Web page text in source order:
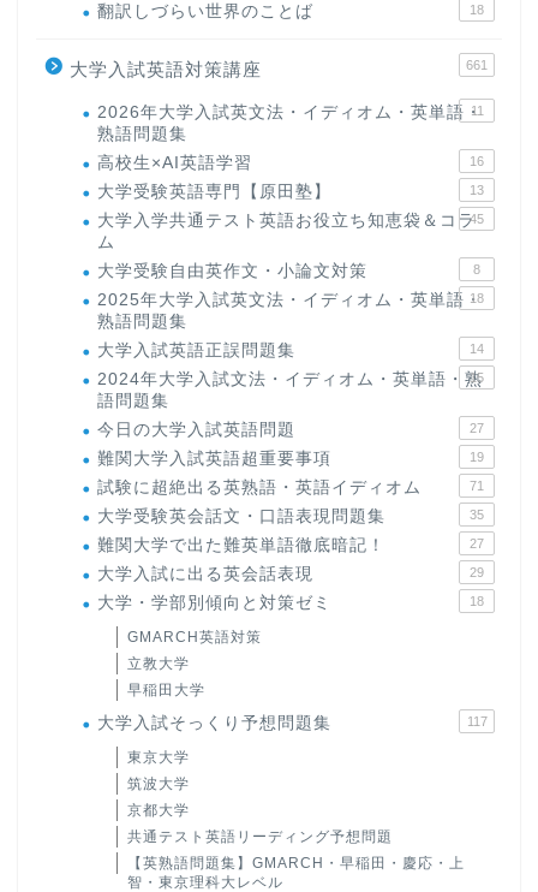
翻訳しづらい世界のことば 18
大学入試英語対策講座 661
2026年大学入試英文法・イディオム・英単語・
熟語問題集
11
高校生×AI英語学習 16
大学受験英語専門【原田塾】 13
大学入学共通テスト英語お役立ち知恵袋＆コラ
ム
45
大学受験自由英作文・小論文対策 8
2025年大学入試英文法・イディオム・英単語・
熟語問題集
18
大学入試英語正誤問題集 14
2024年大学入試文法・イディオム・英単語・熟
語問題集
15
今日の大学入試英語問題 27
難関大学入試英語超重要事項 19
試験に超絶出る英熟語・英語イディオム 71
大学受験英会話文・口語表現問題集 35
難関大学で出た難英単語徹底暗記！ 27
大学入試に出る英会話表現 29
大学・学部別傾向と対策ゼミ 18
GMARCH英語対策
立教大学
早稲田大学
大学入試そっくり予想問題集 117
東京大学
筑波大学
京都大学
共通テスト英語リーディング予想問題
【英熟語問題集】GMARCH・早稲田・慶応・上
智・東京理科大レベル